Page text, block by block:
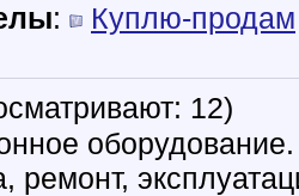
:
Куплю-продам
12)
оборудование.
ремонт,